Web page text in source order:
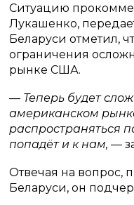
Ситуацию
Лукашенко,
Беларуси отметил,
ограничения
рынке США.
— Теперь будет
американском
распространяться
попадёт и к нам,—
Отвечая на вопрос,
Беларуси, он